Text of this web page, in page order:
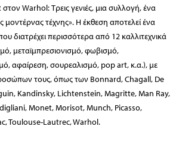
Warhol: Τρεις γενιές, μια συλλογή, ένα
μοντέρνας τέχνης». Η έκθεση αποτελεί ένα
διατρέχει περισσότερα από 12 καλλιτεχνικά
μεταϊμπρεσιονισμό, φωβισμό,
αφαίρεση, σουρεαλισμό, pop art, κ.α.), με
τους, όπως των Bonnard, Chagall, De
Kandinsky, Lichtenstein, Magritte, Man Ray,
Monet, Morisot, Munch, Picasso,
Toulouse-Lautrec, Warhol.